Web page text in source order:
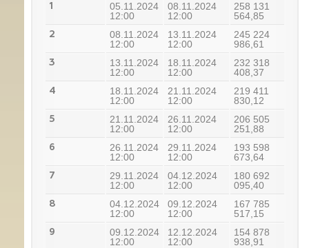
1
05.11.2024
12:00
08.11.2024
12:00
258 131
564,85
2
08.11.2024
12:00
13.11.2024
12:00
245 224
986,61
3
13.11.2024
12:00
18.11.2024
12:00
232 318
408,37
4
18.11.2024
12:00
21.11.2024
12:00
219 411
830,12
5
21.11.2024
12:00
26.11.2024
12:00
206 505
251,88
6
26.11.2024
12:00
29.11.2024
12:00
193 598
673,64
7
29.11.2024
12:00
04.12.2024
12:00
180 692
095,40
8
04.12.2024
12:00
09.12.2024
12:00
167 785
517,15
9
09.12.2024
12:00
12.12.2024
12:00
154 878
938,91